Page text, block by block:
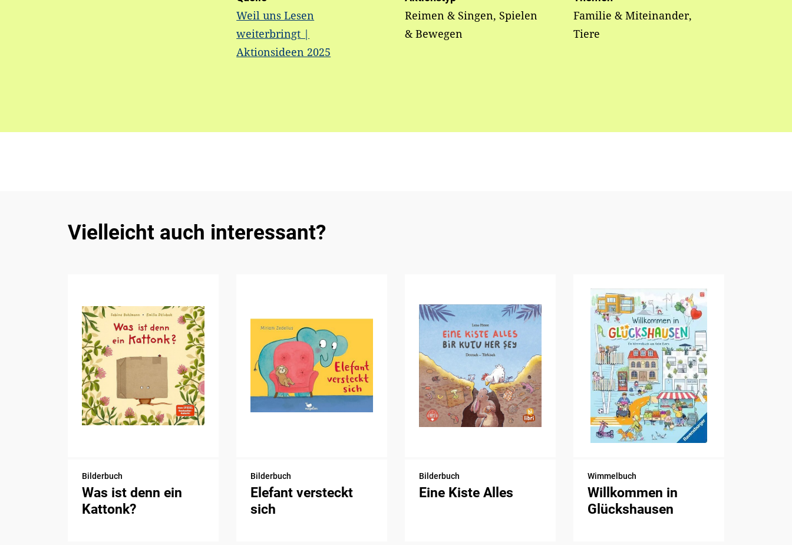
Weil uns Lesen
weiterbringt |
Aktionsideen 2025
Reimen & Singen, Spielen
& Bewegen
Familie & Miteinander,
Tiere
Vielleicht auch interessant?
Bilderbuch
Was ist denn ein
Kattonk?
Bilderbuch
Elefant versteckt
sich
Bilderbuch
Eine Kiste Alles
Wimmelbuch
Willkommen in
Glückshausen